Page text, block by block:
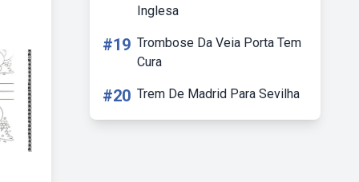
Inglesa
#19 Trombose Da Veia Porta Tem
Cura
#20 Trem De Madrid Para Sevilha